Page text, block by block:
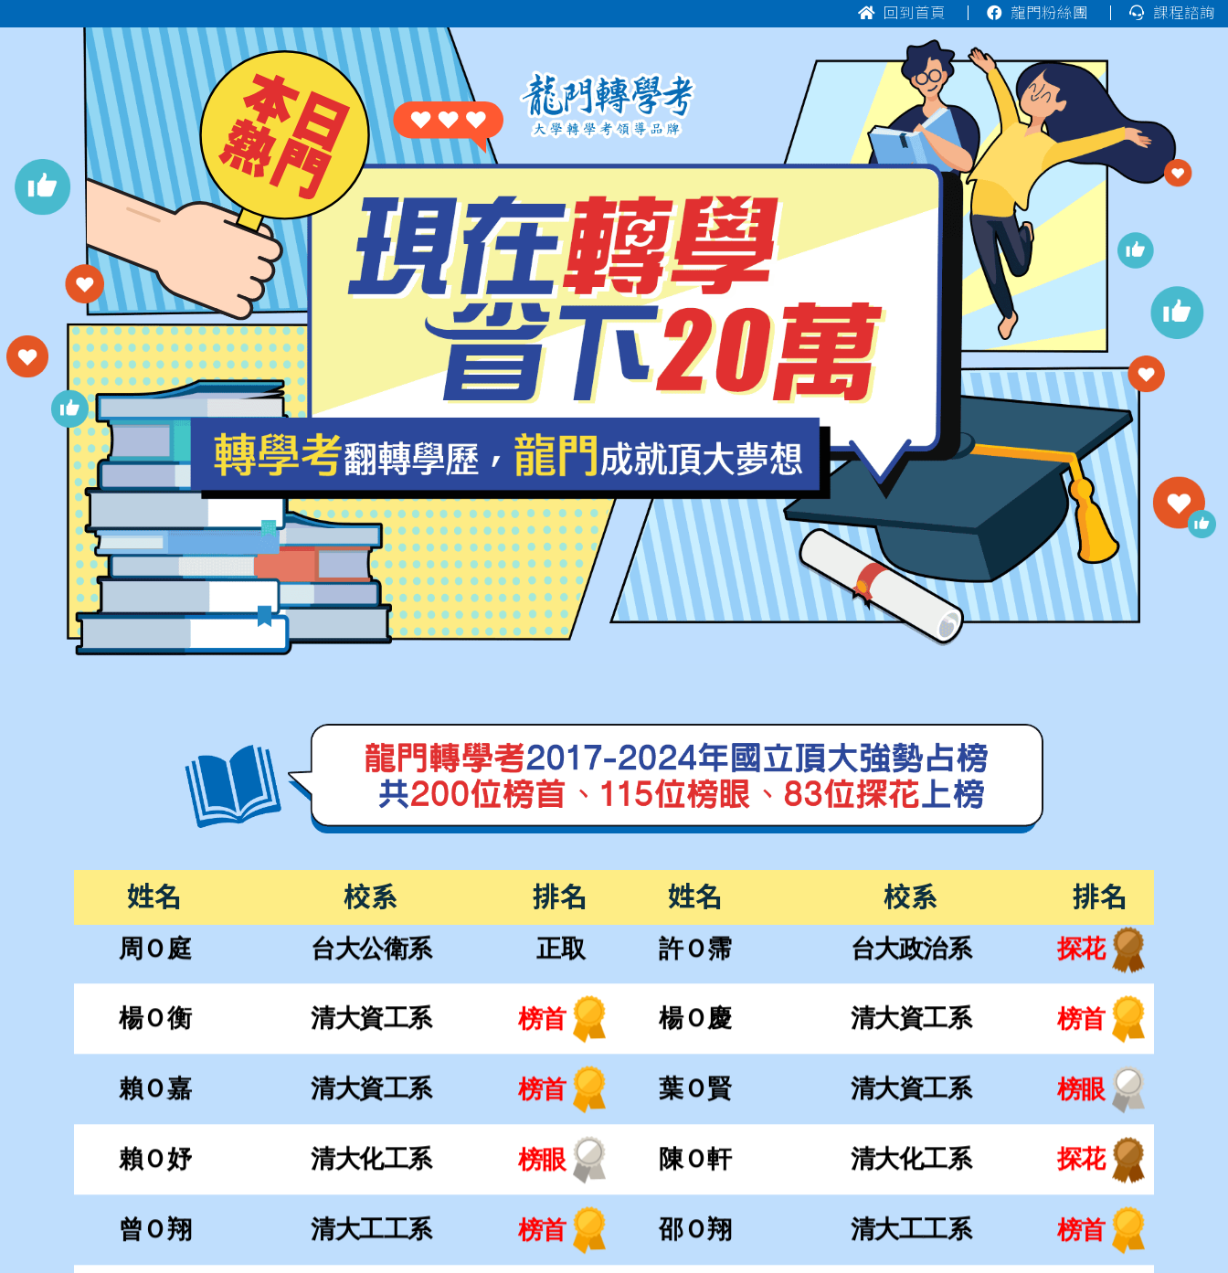
回到首頁 龍門粉絲團 課程諮詢
姓名 校系 排名 姓名 校系 排名
洪Ｏ倫 台大工管系企管組 劉Ｏ楷 台大工管系企管組 榜首
黃Ｏ宇 台大工管系企管組 榜首 謝Ｏ佑 台大工管系科管組 榜首
陳Ｏ方 台大工管系科管組 榜首 吳Ｏ冷 台大經濟系 榜首
李Ｏ呈 台大經濟系 榜眼 林Ｏ鵬 台大經濟系 正取
林Ｏ謙 台大機械系 正取 郭Ｏ煌 台大機械系 正取
江Ｏ陞 台大心理系 正取 周Ｏ瑩 台大心理系 正取
台大外文系 正取 吳Ｏ諠 台大外文系 正取
台大公衛系 正取 許Ｏ霈 台大政治系
清大資工系 榜首 楊Ｏ慶 清大資工系
賴Ｏ嘉 清大資工系 榜首 葉Ｏ賢 清大資工系 榜眼
賴Ｏ妤 清大化工系 榜眼 陳Ｏ軒 清大化工系 探花
曾Ｏ翔 清大工工系 榜首 邵Ｏ翔 清大工工系 榜首
吳Ｏ朋 清大材料系 榜眼 陳Ｏ霖 清大材料系 正取
侯Ｏ琳 清大化學系 榜眼 陳Ｏ妤 清大生科系 正取
李Ｏ瑩 清大醫科系 正取 蔡Ｏ雲 清大數學系應數組 榜首